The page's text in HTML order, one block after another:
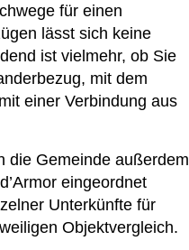
für einen
lässt sich keine
ist vielmehr, ob Sie
mit dem
einer Verbindung aus
die Gemeinde außerdem
eingeordnet
Unterkünfte für
Objektvergleich.